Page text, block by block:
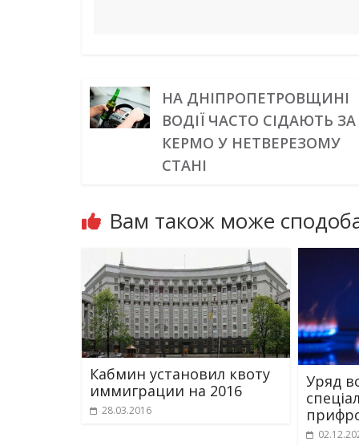
НА ДНІПРОПЕТРОВЩИНІ
ВОДІЇ ЧАСТО СІДАЮТЬ ЗА
КЕРМО У НЕТВЕРЕЗОМУ
СТАНІ
Вам також може
Кабмин установил квоту
иммиграции на 2016
28.03.2016
Уряд